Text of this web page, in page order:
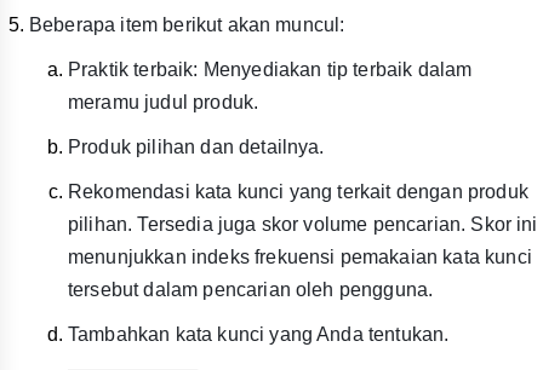
Beberapa item berikut akan muncul:
Praktik terbaik: Menyediakan tip terbaik dalam
meramu judul produk.
Produk pilihan dan detailnya.
Rekomendasi kata kunci yang terkait dengan produk
pilihan. Tersedia juga skor volume pencarian. Skor ini
menunjukkan indeks frekuensi pemakaian kata kunci
tersebut dalam pencarian oleh pengguna.
Tambahkan kata kunci yang Anda tentukan.